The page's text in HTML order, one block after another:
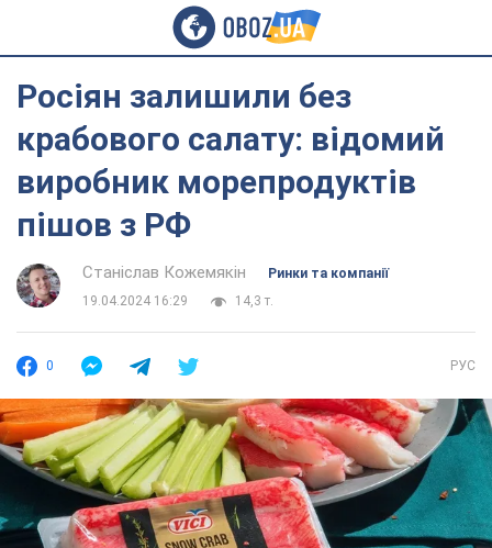
Росіян залишили без
крабового салату: відомий
виробник морепродуктів
пішов з РФ
Станіслав Кожемякін
Ринки та компанії
19.04.2024 16:29
14,3 т.
0 РУС